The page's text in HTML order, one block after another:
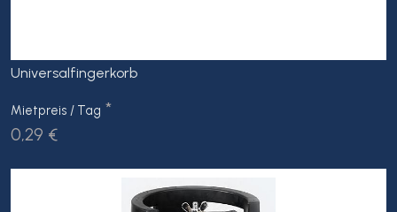
Universalfingerkorb
Mietpreis / Tag *
0,29 €